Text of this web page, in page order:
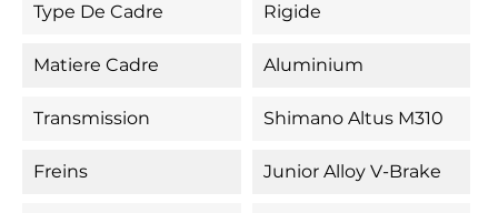
Type De Cadre Rigide
Matiere Cadre Aluminium
Transmission Shimano Altus M310
Freins Junior Alloy V-Brake